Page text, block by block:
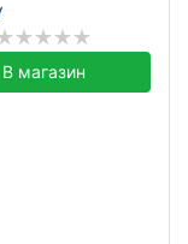
В магазин